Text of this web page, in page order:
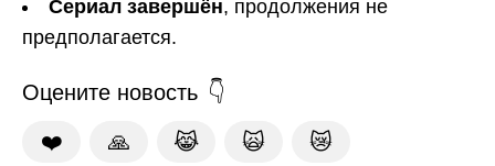
Сериал завершён, продолжения не
предполагается.
Оцените новость
❤️ 🙏 😹 🙀 😿